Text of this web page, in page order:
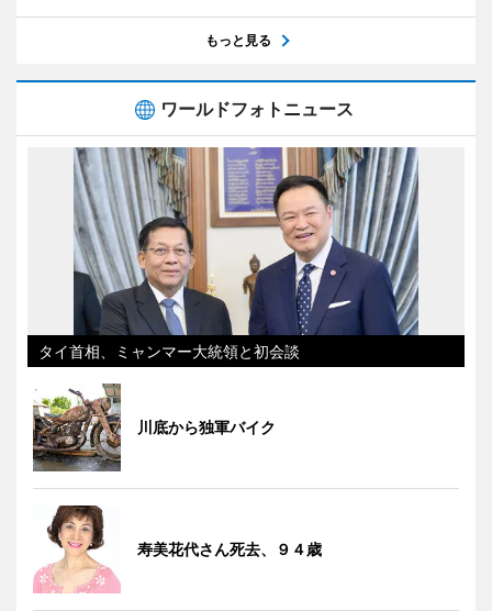
もっと見る
ワールドフォトニュース
タイ首相、ミャンマー大統領と初会談
川底から独軍バイク
寿美花代さん死去、９４歳